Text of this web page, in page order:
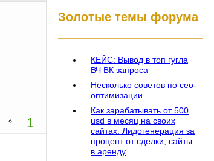
1
Золотые темы форума
КЕЙС: Вывод в топ гугла
ВЧ ВК запроса
Несколько советов по сео-
оптимизации
Как зарабатывать от 500
usd в месяц на своих
сайтах. Лидогенерация за
процент от сделки, сайты
в аренду